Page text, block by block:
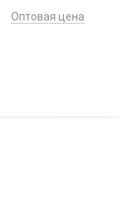
Оптовая цена